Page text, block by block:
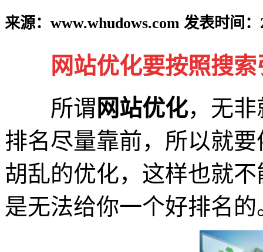
来源：www.whudows.com 发表时间：
网站优化要按照搜
所谓 网站优化，无非
排名尽量靠前，所以就
胡乱的优化，这样也就
是无法给你一个好排名的